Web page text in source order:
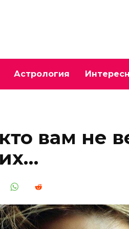
Астрология
вам не